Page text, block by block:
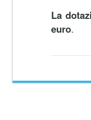
La
euro.